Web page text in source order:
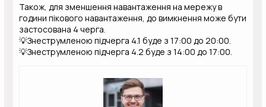
Також, для зменшення навантаження на мережу в
години пікового навантаження, до вимкнення може бути
застосована 4 черга.
💡Знеструмленою підчерга 4.1 буде з 17:00 до 20:00.
💡Знеструмленою підчерга 4.2 буде з 14:00 до 17:00.